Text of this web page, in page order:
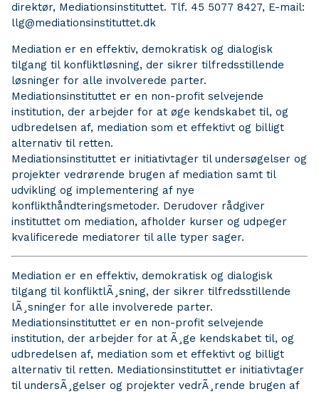
direktør, Mediationsinstituttet. Tlf. 45 5077 8427, E-mail:
llg@mediationsinstituttet.dk
Mediation er en effektiv, demokratisk og dialogisk
tilgang til konfliktløsning, der sikrer tilfredsstillende
løsninger for alle involverede parter.
Mediationsinstituttet er en non-profit selvejende
institution, der arbejder for at øge kendskabet til, og
udbredelsen af, mediation som et effektivt og billigt
alternativ til retten.
Mediationsinstituttet er initiativtager til undersøgelser og
projekter vedrørende brugen af mediation samt til
udvikling og implementering af nye
konflikthåndteringsmetoder. Derudover rådgiver
instituttet om mediation, afholder kurser og udpeger
kvalificerede mediatorer til alle typer sager.
Mediation er en effektiv, demokratisk og dialogisk
tilgang til konfliktlÃ¸sning, der sikrer tilfredsstillende
lÃ¸sninger for alle involverede parter.
Mediationsinstituttet er en non-profit selvejende
institution, der arbejder for at Ã¸ge kendskabet til, og
udbredelsen af, mediation som et effektivt og billigt
alternativ til retten. Mediationsinstituttet er initiativtager
til undersÃ¸gelser og projekter vedrÃ¸rende brugen af